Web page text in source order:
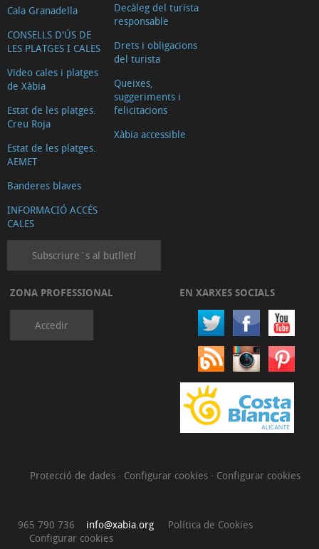
Cala Granadella
CONSELLS D'ÚS DE
LES PLATGES I CALES
Video cales i platges
de Xàbia
Estat de les platges.
Creu Roja
Estat de les platges.
AEMET
Banderes blaves
INFORMACIÓ ACCÉS
CALES
Decàleg del turista
responsable
Drets i obligacions
del turista
Queixes,
suggeriments i
felicitacions
Xàbia accessible
Subscriure´s al butlletí
ZONA PROFESSIONAL
Accedir
EN XARXES SOCIALS
Protecció de dades · Configurar cookies · Configurar cookies
965 790 736 info@xabia.org
Política de Cookies
Configurar cookies